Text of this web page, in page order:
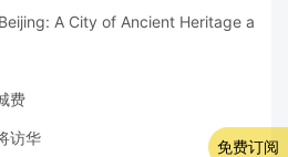
A City of Ancient Heritage and
费
访华 免费订阅